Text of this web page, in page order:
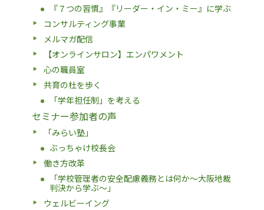
『７つの習慣』『リーダー・イン・ミー』に学ぶ
コンサルティング事業
メルマガ配信
【オンラインサロン】エンパワメント
心の職員室
共育の杜を歩く
「学年担任制」を考える
セミナー参加者の声
「みらい塾」
ぶっちゃけ校長会
働き方改革
「学校管理者の安全配慮義務とは何か〜大阪地裁
判決から学ぶ〜」
ウェルビーイング